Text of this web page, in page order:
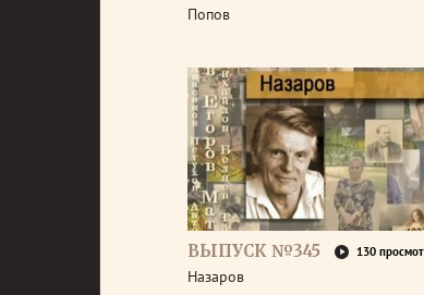
Попов
ВЫПУСК №345 130
Назаров